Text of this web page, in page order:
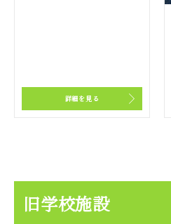
詳細を見る
旧学校施設